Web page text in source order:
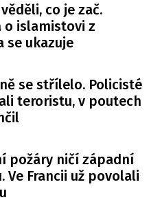
co je zač.
o islamistovi z
se ukazuje
se střílelo. Policisté
teroristu, v poutech
požáry ničí západní
Ve Francii už povolali